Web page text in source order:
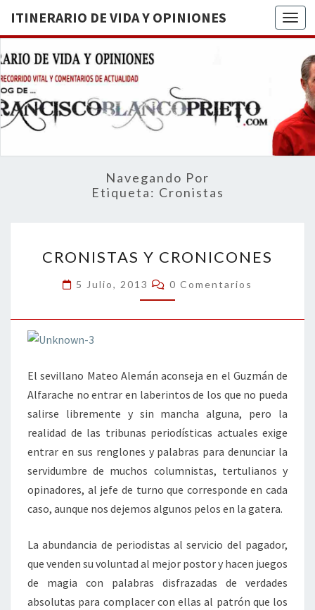
ITINERARIO DE VIDA Y OPINIONES
DE
BREVE
RECORRIDO
VITAL Y
ACTUALIDAD
Navegando Por
Etiqueta: Cronistas
Y
CRONICONES
CRONISTAS Y CRONICONES
5 Julio, 2013 Comentarios
0 Comentarios
El sevillano Mateo Alemán aconseja en el Guzmán de
Alfarache no entrar en laberintos de los que no pueda
salirse libremente y sin mancha alguna, pero la
realidad de las tribunas periodísticas actuales exige
entrar en sus renglones y palabras para denunciar la
servidumbre de muchos columnistas, tertulianos y
opinadores, al jefe de turno que corresponde en cada
caso, aunque nos dejemos algunos pelos en la gatera.
La abundancia de periodistas al servicio del pagador,
que venden su voluntad al mejor postor y hacen juegos
de magia con palabras disfrazadas de verdades
absolutas para complacer con ellas al patrón que los